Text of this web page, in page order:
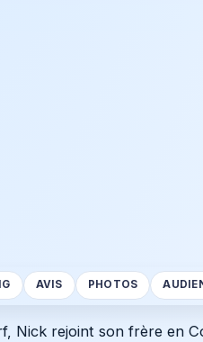
AVIS PHOTOS
Nick rejoint son frère en